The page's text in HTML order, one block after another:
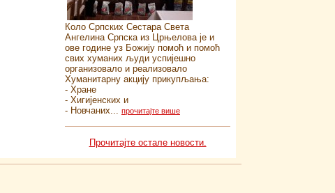
Коло Српских Сестара Света
Ангелина Српска из Црњелова је и
ове године уз Божију помоћ и помоћ
свих хуманих људи успијешно
организовало и реализовало
Хуманитарну акцију прикупљања:
- Хране
- Хигијенских и
- Новчаних... прочитајте више
Прочитајте остале новости.